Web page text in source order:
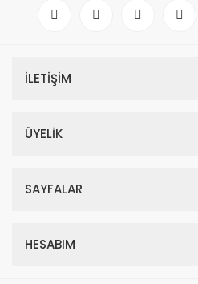
İLETİŞİM
ÜYELİK
SAYFALAR
HESABIM